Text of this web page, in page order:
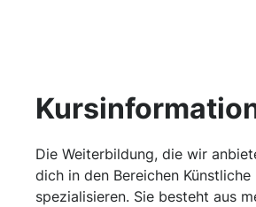
Die Weiterbildung, die wir
dich in den Bereichen
spezialisieren. Sie besteht aus